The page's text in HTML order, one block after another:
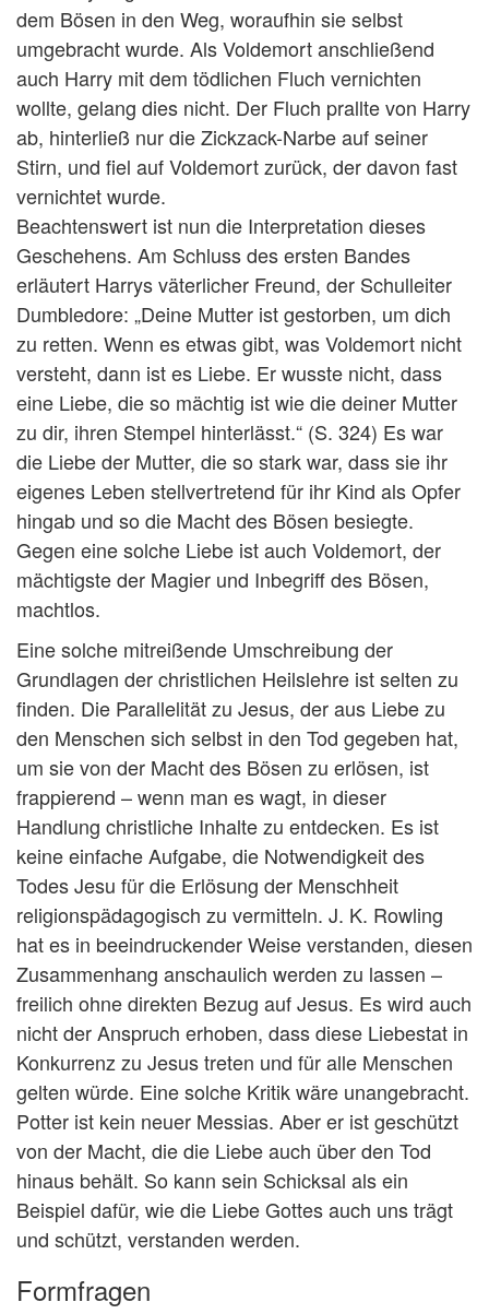
dem Bösen in den Weg, woraufhin sie selbst
umgebracht wurde. Als Voldemort anschließend
auch Harry mit dem tödlichen Fluch vernichten
wollte, gelang dies nicht. Der Fluch prallte von Harry
ab, hinterließ nur die Zickzack-Narbe auf seiner
Stirn, und fiel auf Voldemort zurück, der davon fast
vernichtet wurde.
Beachtenswert ist nun die Interpretation dieses
Geschehens. Am Schluss des ersten Bandes
erläutert Harrys väterlicher Freund, der Schulleiter
Dumbledore: „Deine Mutter ist gestorben, um dich
zu retten. Wenn es etwas gibt, was Voldemort nicht
versteht, dann ist es Liebe. Er wusste nicht, dass
eine Liebe, die so mächtig ist wie die deiner Mutter
zu dir, ihren Stempel hinterlässt.“ (S. 324) Es war
die Liebe der Mutter, die so stark war, dass sie ihr
eigenes Leben stellvertretend für ihr Kind als Opfer
hingab und so die Macht des Bösen besiegte.
Gegen eine solche Liebe ist auch Voldemort, der
mächtigste der Magier und Inbegriff des Bösen,
machtlos.
Eine solche mitreißende Umschreibung der
Grundlagen der christlichen Heilslehre ist selten zu
finden. Die Parallelität zu Jesus, der aus Liebe zu
den Menschen sich selbst in den Tod gegeben hat,
um sie von der Macht des Bösen zu erlösen, ist
frappierend – wenn man es wagt, in dieser
Handlung christliche Inhalte zu entdecken. Es ist
keine einfache Aufgabe, die Notwendigkeit des
Todes Jesu für die Erlösung der Menschheit
religionspädagogisch zu vermitteln. J. K. Rowling
hat es in beeindruckender Weise verstanden, diesen
Zusammenhang anschaulich werden zu lassen –
freilich ohne direkten Bezug auf Jesus. Es wird auch
nicht der Anspruch erhoben, dass diese Liebestat in
Konkurrenz zu Jesus treten und für alle Menschen
gelten würde. Eine solche Kritik wäre unangebracht.
Potter ist kein neuer Messias. Aber er ist geschützt
von der Macht, die die Liebe auch über den Tod
hinaus behält. So kann sein Schicksal als ein
Beispiel dafür, wie die Liebe Gottes auch uns trägt
und schützt, verstanden werden.
Formfragen